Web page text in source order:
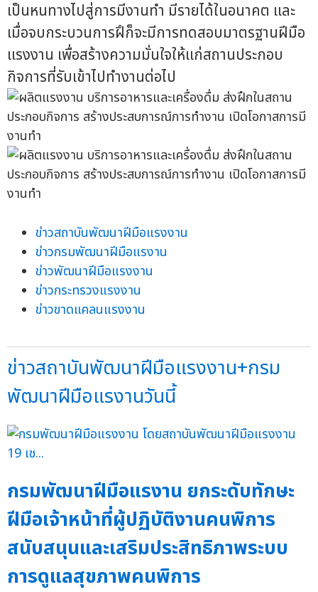
เป็นหนทางไปสู่การมีงานทำ มีรายได้ในอนาคต และ
เมื่อจบกระบวนการฝึก็จะมีการทดสอบมาตรฐานฝีมือ
แรงงาน เพื่อสร้างความมั่นใจให้แก่สถานประกอบ
กิจการที่รับเข้าไปทำงานต่อไป
ข่าวสถาบันพัฒนาฝีมือแรงงาน
ข่าวกรมพัฒนาฝีมือแรงาน
ข่าวพัฒนาฝีมือแรงงาน
ข่าวกระทรวงแรงงาน
ข่าวขาดแคลนแรงงาน
ข่าวสถาบันพัฒนาฝีมือแรงงาน+กรม
พัฒนาฝีมือแรงานวันนี้
กรมพัฒนาฝีมือแรงาน ยกระดับทักษะ
ฝีมือเจ้าหน้าที่ผู้ปฏิบัติงานคนพิการ
สนับสนุนและเสริมประสิทธิภาพระบบ
การดูแลสุขภาพคนพิการ